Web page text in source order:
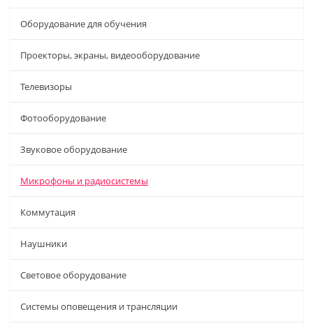
Оборудование для обучения
Проекторы, экраны, видеооборудование
Телевизоры
Фотооборудование
Звуковое оборудование
Микрофоны и радиосистемы
Коммутация
Наушники
Световое оборудование
Системы оповещения и трансляции